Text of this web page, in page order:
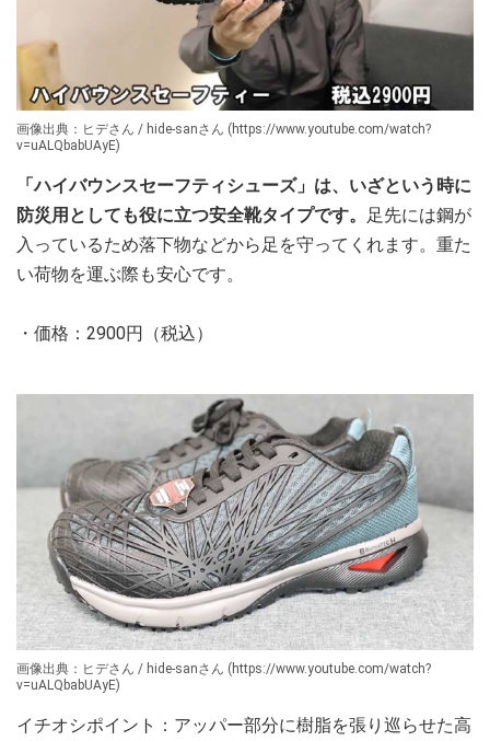
画像出典：ヒデさん / hide-sanさん (https://www.youtube.com/watch?
v=uALQbabUAyE)
「ハイバウンスセーフティシューズ」は、いざという時に
防災用としても役に立つ安全靴タイプです。 足先には鋼が
入っているため落下物などから足を守ってくれます。重た
い荷物を運ぶ際も安心です。
・価格：2900円（税込）
画像出典：ヒデさん / hide-sanさん (https://www.youtube.com/watch?
v=uALQbabUAyE)
イチオシポイント：アッパー部分に樹脂を張り巡らせた高